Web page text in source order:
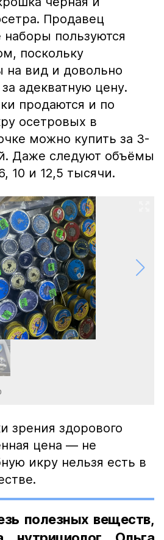
Продавец
наборы пользуются
поскольку
на вид и довольно
адекватную цену.
продаются и по
осетровых в
можно купить за 3-
Даже следуют объёмы
10 и 12,5 тысячи.
зрения здорового
цена — не
икру нельзя есть в
полезных веществ,